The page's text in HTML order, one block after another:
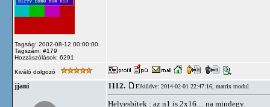
Tagság: 2002-08-12 00:00:00
Tagszám: #179
Hozzászólások: 6291
Kiváló dolgozó
jjani 1112. Elküldve: 2014-02-01 22:47:16, matrix modul
Helyesbítek : az n1 is 2x16.... na mindegy.